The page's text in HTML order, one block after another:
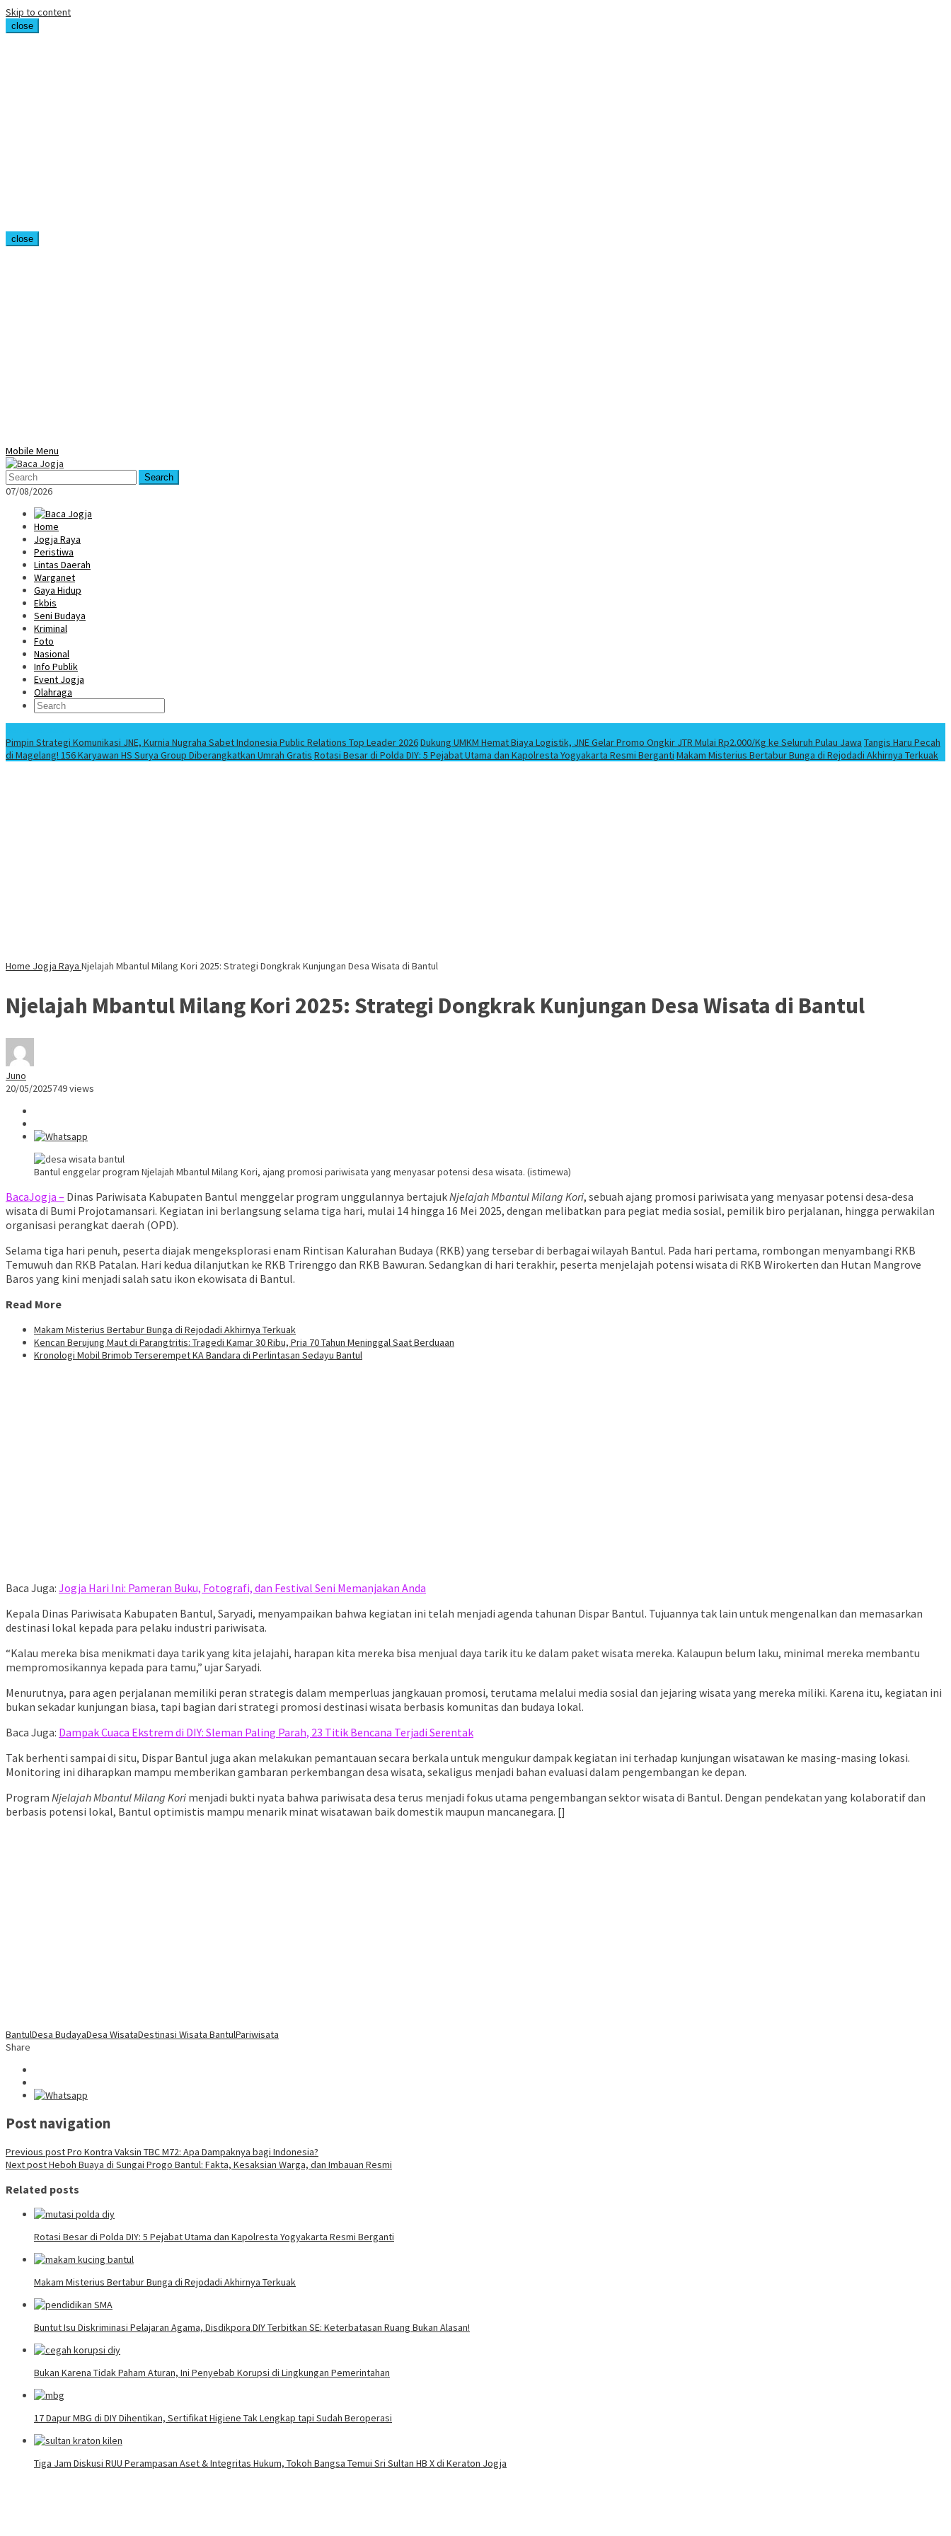
Skip to content
close
close
Mobile Menu
Search
07/08/2026
Home
Jogja Raya
Peristiwa
Lintas Daerah
Warganet
Gaya Hidup
Ekbis
Seni Budaya
Kriminal
Foto
Nasional
Info Publik
Event Jogja
Olahraga
Pimpin Strategi Komunikasi JNE, Kurnia Nugraha Sabet Indonesia Public Relations Top Leader 2026Dukung UMKM Hemat Biaya Logistik, JNE Gelar Promo Ongkir JTR Mulai Rp2.000/Kg ke Seluruh Pulau Jawa Tangis Haru Pecah
di Magelang! 156 Karyawan HS Surya Group Diberangkatkan Umrah Gratis Rotasi Besar di Polda DIY: 5 Pejabat Utama dan Kapolresta Yogyakarta Resmi Berganti Makam Misterius Bertabur Bunga di Rejodadi Akhirnya Terkuak
Home Jogja Raya Njelajah Mbantul Milang Kori 2025: Strategi Dongkrak Kunjungan Desa Wisata di Bantul
Njelajah Mbantul Milang Kori 2025: Strategi Dongkrak Kunjungan Desa Wisata di Bantul
Juno
20/05/2025749 views
Bantul enggelar program Njelajah Mbantul Milang Kori, ajang promosi pariwisata yang menyasar potensi desa wisata. (istimewa)
BacaJogja – Dinas Pariwisata Kabupaten Bantul menggelar program unggulannya bertajukNjelajah Mbantul Milang Kori, sebuah ajang promosi pariwisata yang menyasar potensi desa-desa
wisata di Bumi Projotamansari. Kegiatan ini berlangsung selama tiga hari, mulai 14 hingga 16 Mei 2025, dengan melibatkan para pegiat media sosial, pemilik biro perjalanan, hingga perwakilan
organisasi perangkat daerah (OPD).
Selama tiga hari penuh, peserta diajak mengeksplorasi enam Rintisan Kalurahan Budaya (RKB) yang tersebar di berbagai wilayah Bantul. Pada hari pertama, rombongan menyambangi RKB
Temuwuh dan RKB Patalan. Hari kedua dilanjutkan ke RKB Trirenggo dan RKB Bawuran. Sedangkan di hari terakhir, peserta menjelajah potensi wisata di RKB Wirokerten dan Hutan Mangrove
Baros yang kini menjadi salah satu ikon ekowisata di Bantul.
Read More
Makam Misterius Bertabur Bunga di Rejodadi Akhirnya Terkuak
Kencan Berujung Maut di Parangtritis: Tragedi Kamar 30 Ribu, Pria 70 Tahun Meninggal Saat Berduaan
Kronologi Mobil Brimob Terserempet KA Bandara di Perlintasan Sedayu Bantul
Baca Juga: Jogja Hari Ini: Pameran Buku, Fotografi, dan Festival Seni Memanjakan Anda
Kepala Dinas Pariwisata Kabupaten Bantul, Saryadi, menyampaikan bahwa kegiatan ini telah menjadi agenda tahunan Dispar Bantul. Tujuannya tak lain untuk mengenalkan dan memasarkan
destinasi lokal kepada para pelaku industri pariwisata.
“Kalau mereka bisa menikmati daya tarik yang kita jelajahi, harapan kita mereka bisa menjual daya tarik itu ke dalam paket wisata mereka. Kalaupun belum laku, minimal mereka membantu
mempromosikannya kepada para tamu,” ujar Saryadi.
Menurutnya, para agen perjalanan memiliki peran strategis dalam memperluas jangkauan promosi, terutama melalui media sosial dan jejaring wisata yang mereka miliki. Karena itu, kegiatan ini
bukan sekadar kunjungan biasa, tapi bagian dari strategi promosi destinasi wisata berbasis komunitas dan budaya lokal.
Baca Juga: Dampak Cuaca Ekstrem di DIY: Sleman Paling Parah, 23 Titik Bencana Terjadi Serentak
Tak berhenti sampai di situ, Dispar Bantul juga akan melakukan pemantauan secara berkala untuk mengukur dampak kegiatan ini terhadap kunjungan wisatawan ke masing-masing lokasi.
Monitoring ini diharapkan mampu memberikan gambaran perkembangan desa wisata, sekaligus menjadi bahan evaluasi dalam pengembangan ke depan.
Program Njelajah Mbantul Milang Kori menjadi bukti nyata bahwa pariwisata desa terus menjadi fokus utama pengembangan sektor wisata di Bantul. Dengan pendekatan yang kolaboratif dan
berbasis potensi lokal, Bantul optimistis mampu menarik minat wisatawan baik domestik maupun mancanegara. []
BantulDesa BudayaDesa WisataDestinasi Wisata BantulPariwisata
Share
Post navigation
Previous postPro Kontra Vaksin TBC M72: Apa Dampaknya bagi Indonesia?
Next postHeboh Buaya di Sungai Progo Bantul: Fakta, Kesaksian Warga, dan Imbauan Resmi
Related posts
Rotasi Besar di Polda DIY: 5 Pejabat Utama dan Kapolresta Yogyakarta Resmi Berganti
Makam Misterius Bertabur Bunga di Rejodadi Akhirnya Terkuak
Buntut Isu Diskriminasi Pelajaran Agama, Disdikpora DIY Terbitkan SE: Keterbatasan Ruang Bukan Alasan!
Bukan Karena Tidak Paham Aturan, Ini Penyebab Korupsi di Lingkungan Pemerintahan
17 Dapur MBG di DIY Dihentikan, Sertifikat Higiene Tak Lengkap tapi Sudah Beroperasi
Tiga Jam Diskusi RUU Perampasan Aset & Integritas Hukum, Tokoh Bangsa Temui Sri Sultan HB X di Keraton Jogja